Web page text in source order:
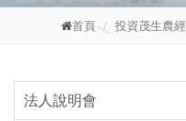
首頁 投資茂生農經
法人說明會